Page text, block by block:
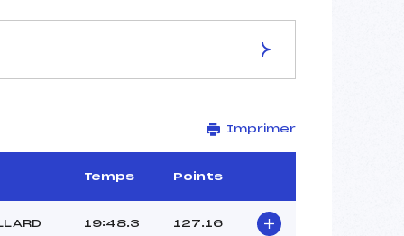
Site de Replis
5 km
Imprimer
Temps Points
19:48.3 127.16